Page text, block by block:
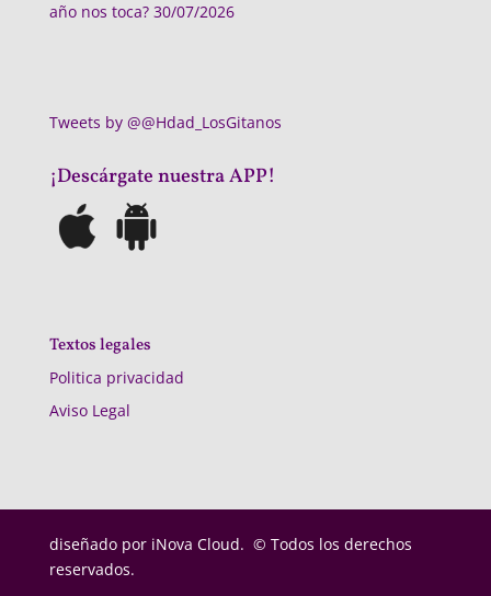
año nos toca? 30/07/2026
Tweets by @@Hdad_LosGitanos
¡Descárgate nuestra APP!
Textos legales
Politica privacidad
Aviso Legal
diseñado por iNova Cloud. © Todos los derechos
reservados.